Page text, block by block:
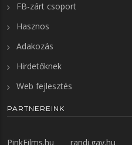
FB-zárt csoport
Hasznos
Adakozás
Hirdetőknek
Web fejlesztés
PARTNEREINK
PinkFilms.hu randi.gay.hu